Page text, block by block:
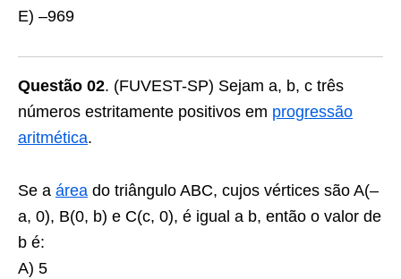
E) –969
Questão 02. (FUVEST-SP) Sejam a, b, c três
números estritamente positivos em progressão
aritmética.
Se a área do triângulo ABC, cujos vértices são A(–
a, 0), B(0, b) e C(c, 0), é igual a b, então o valor de
b é:
A) 5